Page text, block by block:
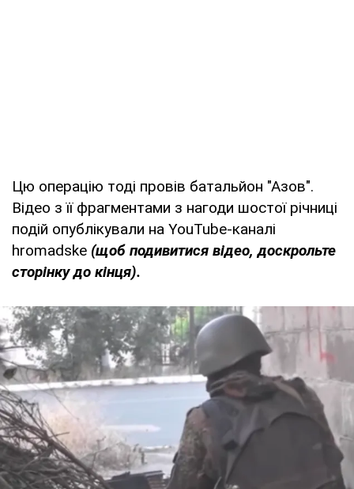
Цю операцію тоді провів батальйон "Азов".
Відео з її фрагментами з нагоди шостої річниці
подій опублікували на YouTube-каналі
hromadske (щоб подивитися відео, доскрольте
сторінку до кінця).